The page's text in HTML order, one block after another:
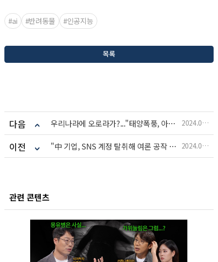
#ai #반려동물 #인공지능
목록
다음 우리나라에 오로라가?..."태양폭풍, 아직 안 끝났다" 2024.05.16
이전 "中 기업, SNS 계정 탈취해 여론 공작 시스템 개발" 2024.05.14
관련 콘텐츠